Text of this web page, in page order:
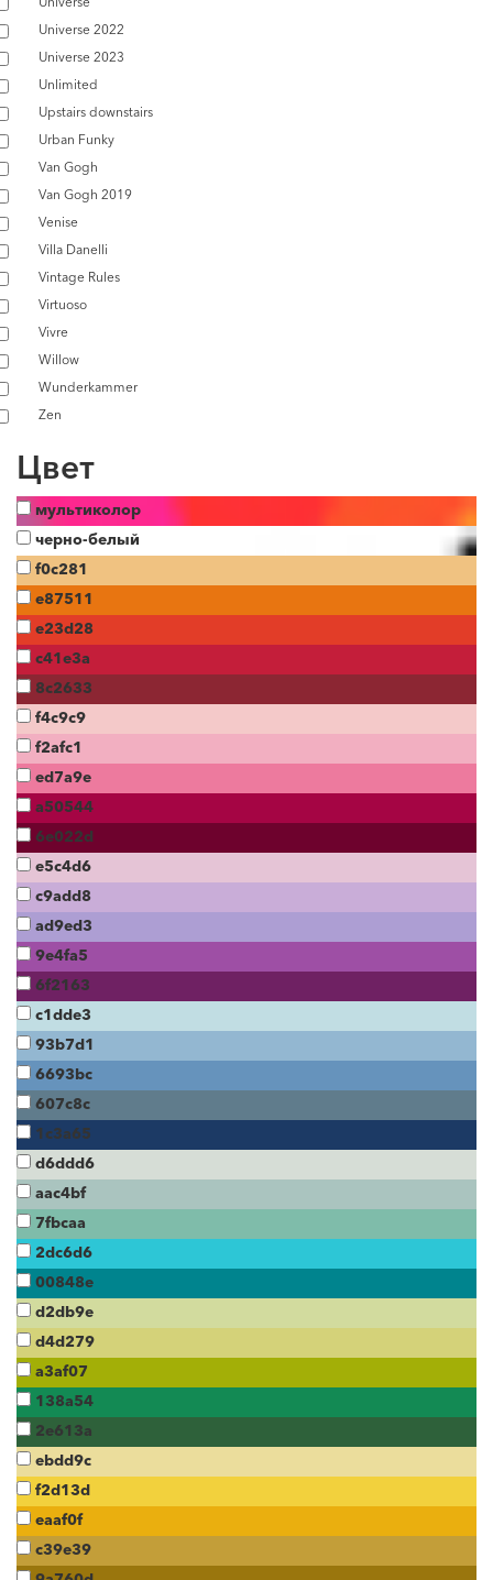
Universe 2022
Universe 2023
Unlimited
Upstairs downstairs
Urban Funky
Van Gogh
Van Gogh 2019
Venise
Villa Danelli
Vintage Rules
Virtuoso
Vivre
Willow
Wunderkammer
Zen
Цвет
мультиколор
черно-белый
f0c281
e87511
e23d28
c41e3a
8c2633
f4c9c9
f2afc1
ed7a9e
a50544
6e022d
e5c4d6
c9add8
ad9ed3
9e4fa5
6f2163
c1dde3
93b7d1
6693bc
607c8c
1c3a65
d6ddd6
aac4bf
7fbcaa
2dc6d6
00848e
d2db9e
d4d279
a3af07
138a54
2e613a
ebdd9c
f2d13d
eaaf0f
c39e39